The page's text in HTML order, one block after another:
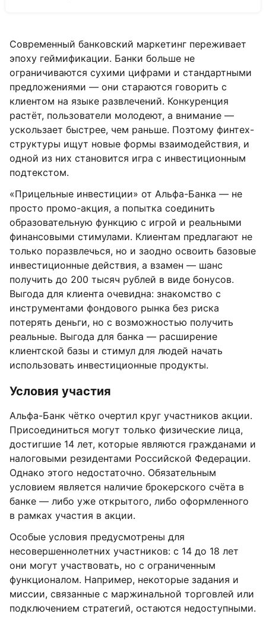
Современный банковский маркетинг переживает
эпоху геймификации. Банки больше не
ограничиваются сухими цифрами и стандартными
предложениями — они стараются говорить с
клиентом на языке развлечений. Конкуренция
растёт, пользователи молодеют, а внимание —
ускользает быстрее, чем раньше. Поэтому финтех-
структуры ищут новые формы взаимодействия, и
одной из них становится игра с инвестиционным
подтекстом.
«Прицельные инвестиции» от Альфа-Банка — не
просто промо-акция, а попытка соединить
образовательную функцию с игрой и реальными
финансовыми стимулами. Клиентам предлагают не
только поразвлечься, но и заодно освоить базовые
инвестиционные действия, а взамен — шанс
получить до 200 тысяч рублей в виде бонусов.
Выгода для клиента очевидна: знакомство с
инструментами фондового рынка без риска
потерять деньги, но с возможностью получить
реальные. Выгода для банка — расширение
клиентской базы и стимул для людей начать
использовать инвестиционные продукты.
Условия участия
Альфа-Банк чётко очертил круг участников акции.
Присоединиться могут только физические лица,
достигшие 14 лет, которые являются гражданами и
налоговыми резидентами Российской Федерации.
Однако этого недостаточно. Обязательным
условием является наличие брокерского счёта в
банке — либо уже открытого, либо оформленного
в рамках участия в акции.
Особые условия предусмотрены для
несовершеннолетних участников: с 14 до 18 лет
они могут участвовать, но с ограниченным
функционалом. Например, некоторые задания и
миссии, связанные с маржинальной торговлей или
подключением стратегий, остаются недоступными.